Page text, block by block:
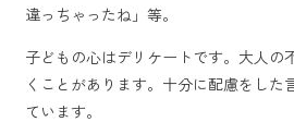
違っちゃったね」等。
子どもの心はデリケートです。大人の
くことがあります。十分に配慮をした
ています。